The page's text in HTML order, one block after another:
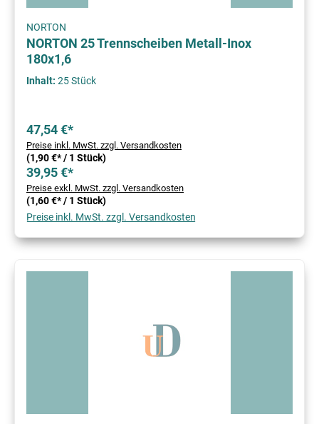
NORTON
NORTON 25 Trennscheiben Metall-Inox
180x1,6
Inhalt: 25 Stück
47,54 €*
Preise inkl. MwSt. zzgl. Versandkosten
(1,90 €* / 1 Stück)
39,95 €*
Preise exkl. MwSt. zzgl. Versandkosten
(1,60 €* / 1 Stück)
Preise inkl. MwSt. zzgl. Versandkosten